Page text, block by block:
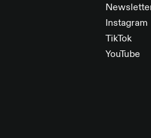
Instagram
TikTok
YouTube